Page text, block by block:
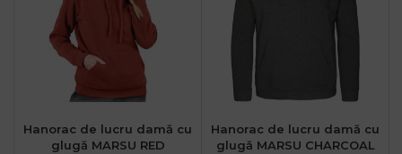
Hanorac de lucru damă cu
glugă MARSU RED
Hanorac de lucru damă cu
glugă MARSU CHARCOAL